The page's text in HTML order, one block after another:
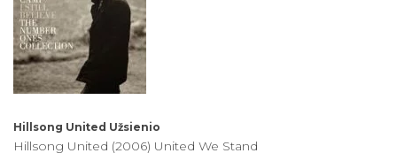
Hillsong United Užsienio
Hillsong United (2006) United We Stand